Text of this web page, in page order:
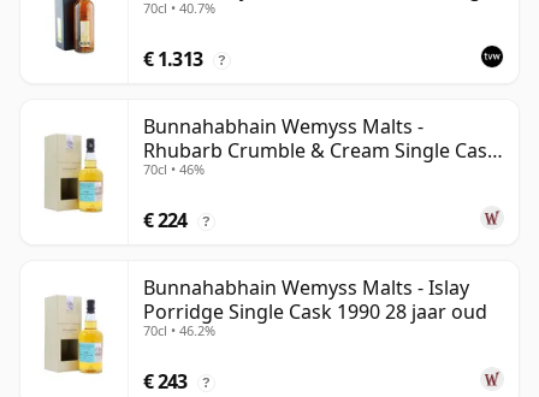
70cl • 40.7%
€ 1.313 ?
Bunnahabhain Wemyss Malts -
Rhubarb Crumble & Cream Single Cask
1990 28 jaar oud
70cl • 46%
€ 224 ?
Bunnahabhain Wemyss Malts - Islay
Porridge Single Cask 1990 28 jaar oud
70cl • 46.2%
€ 243 ?